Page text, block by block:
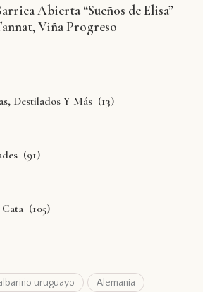
Abierta “Sueños de Elisa”
Viña Progreso
Destilados Y Más (13)
(91)
Cata (105)
uruguayo
Alemania